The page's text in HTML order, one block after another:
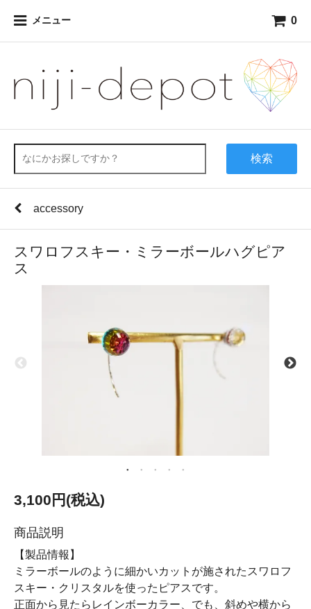
メニュー 0
検索
accessory
スワロフスキー・ミラーボールハグピア
ス
3,100円(税込)
商品説明
【製品情報】
ミラーボールのように細かいカットが施されたスワロフ
スキー・クリスタルを使ったピアスです。
正面から見たらレインボーカラー、でも、斜めや横から